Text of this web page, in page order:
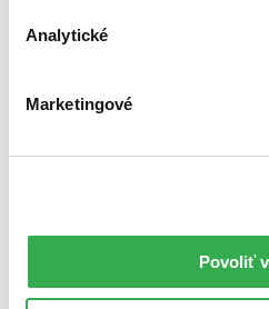
Analytické
Marketingové
Povoliť